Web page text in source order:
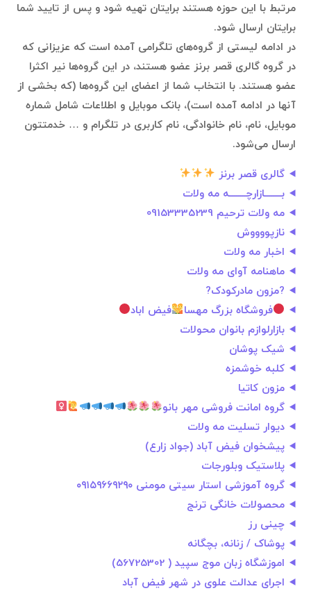
مرتبط با این حوزه هستند برایتان تهیه شود و پس از تایید شما
برایتان ارسال شود.
در ادامه لیستی از گروه‌های تلگرامی آمده است که عزیزانی که
در گروه گالری قصر برنز عضو هستند، در این گروه‌ها نیر اکثرا
عضو هستند. با انتخاب شما از اعضای این گروه‌ها (که بخشی از
آنها در ادامه آمده است)، بانک موبایل و اطلاعات شامل شماره
موبایل، نام، نام خانوادگی، نام کاربری در تلگرام و … خدمتتون
ارسال می‌شود.
گالری قصر برنز
بــــــــازارچــــــــه مه ولات
مه ولات ترحیم 09153335239
نازپووووش
اخبار مه‌ ولات
ماهنامه آوای مه ولات
?مزون مادرکودک?
فروشگاه بزرگ مهسا
فیض اباد
بازارلوازم بانوان محولات
شیک پوشان
‌کلبه خوشمزه
مزون کاتیا
گروه امانت فروشی مهر بانو
دیوار تسلیت مه ولات
پیشخوان فیض آباد (جواد زارع)
پلاستیک وبلورجات
گروه آموزشی استار سیتی مومنی ۰۹۱۵۹۶۶۹۲۹۰
محصولات خانگی ترنج
چینی رز
پوشاک / زنانه، بچگانه
اموزشگاه زبان موج سپید ( 56725302)
اجرای عدالت علوی در شهر فیض آباد